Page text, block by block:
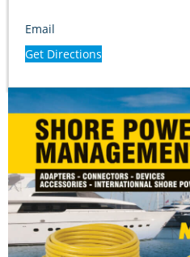
Email
Get Directions